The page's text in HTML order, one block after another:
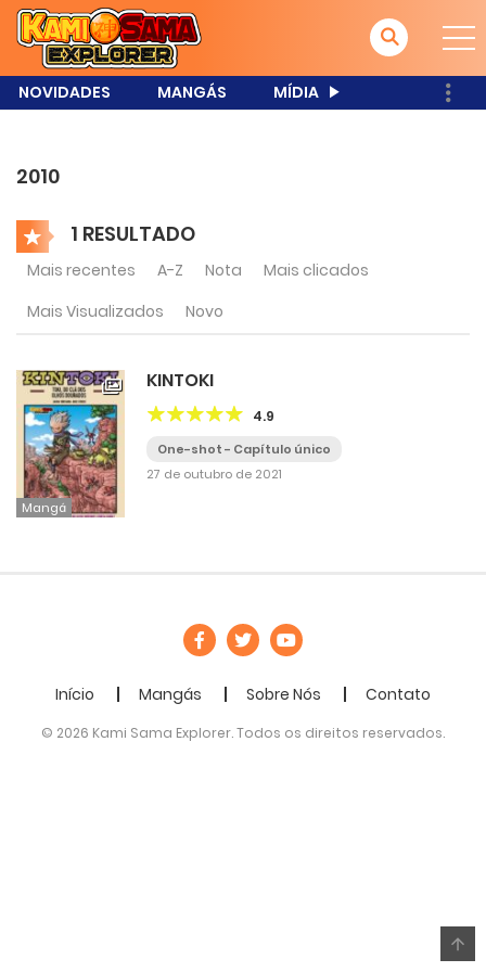
NOVIDADES MANGÁS MÍDIA
2010
1 RESULTADO
Mais recentes A-Z Nota
Mais clicados
Mais Visualizados
Novo
Mangá
KINTOKI
4.9
One-shot - Capítulo único
27 de outubro de 2021
Início Mangás Sobre Nós Contato
© 2026 Kami Sama Explorer. Todos os direitos reservados.